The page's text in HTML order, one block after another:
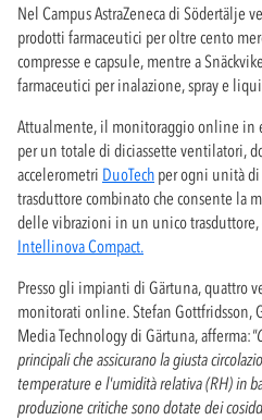
Nel Campus AstraZeneca di Södertälje
prodotti farmaceutici per oltre cento
compresse e capsule, mentre a
farmaceutici per inalazione, spray e
Attualmente, il monitoraggio online in
per un totale di diciassette ventilatori,
accelerometri DuoTech per ogni unità
trasduttore combinato che consente la
delle vibrazioni in un unico trasduttore,
Intellinova Compact.
Presso gli impianti di Gärtuna, quattro
monitorati online. Stefan Gottfridsson,
Media Technology di Gärtuna, afferma:
principali che assicurano la giusta
temperature e l'umidità relativa (RH) in
produzione critiche sono dotate dei